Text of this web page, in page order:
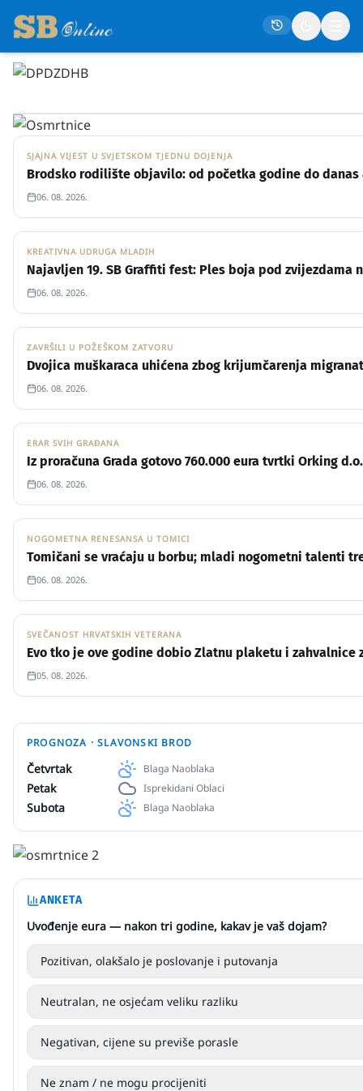
Društvo
Politika
Gospodarstvo
Život
Crna kronika
Sport
Kultura
Osmrtnice
DRUŠTVO
PROJEKT IZVAN(K)LUPE
Pet gradskih osnovnih škola uvodi dodatne aktivnosti
ŽIVOT
SJAJNA VIJEST U SVJETSKOM TJEDNU DOJENJA
Brodsko rodilište objavilo: od početka godine do danas
06. 08. 2026.
KULTURA
KREATIVNA UDRUGA MLADIH
Najavljen 19. SB Graffiti fest: Ples boja pod zvijezdama
06. 08. 2026.
CRNA KRONIKA
ZAVRŠILI U POŽEŠKOM ZATVORU
Dvojica muškaraca uhićena zbog krijumčarenja
06. 08. 2026.
POLITIKA
ERAR SVIH GRAĐANA
Iz proračuna Grada gotovo 760.000 eura tvrtki Orking
06. 08. 2026.
SPORT
NOGOMETNA RENESANSA U TOMICI
Tomičani se vraćaju u borbu; mladi nogometni talenti
06. 08. 2026.
DRUŠTVO
SVEČANOST HRVATSKIH VETERANA
Evo tko je ove godine dobio Zlatnu plaketu i zahvalnice
05. 08. 2026.
PROGNOZA ·SLAVONSKI BROD
Četvrtak Blaga Naoblaka
Petak Isprekidani Oblaci
Subota Blaga Naoblaka
ANKETA
Uvođenje eura — nakon tri godine, kakav je vaš dojam?
Pozitivan, olakšalo je poslovanje i putovanja
Neutralan, ne osjećam veliku razliku
Negativan, cijene su previše porasle
Ne znam / ne mogu procijeniti